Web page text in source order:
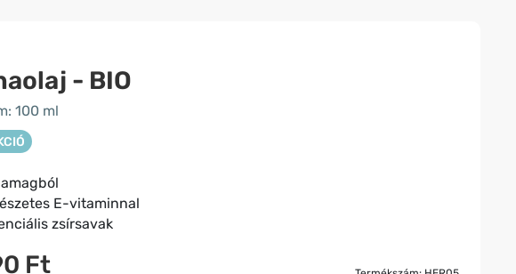
- BIO
100 ml
E-vitaminnal
zsírsavak
Ft